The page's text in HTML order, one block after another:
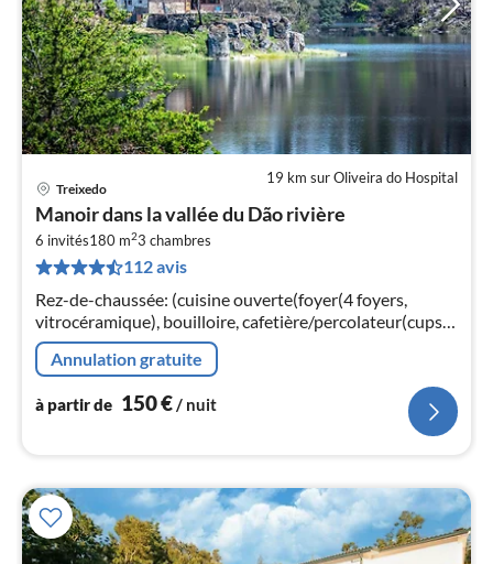
19 km sur Oliveira do Hospital
Treixedo
Manoir dans la vallée du Dão rivière
6 invités180 m23 chambres
112 avis
Rez-de-chaussée: (cuisine ouverte(foyer(4 foyers,
vitrocéramique), bouilloire, cafetière/percolateur(cups,
filtre)
Annulation gratuite
à partir de 150€/ nuit